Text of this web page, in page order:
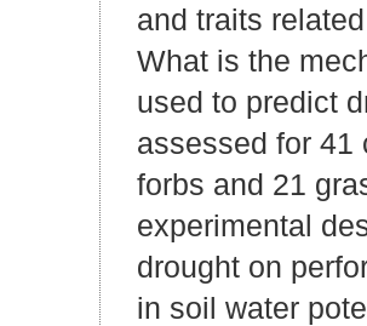
and traits
What is the
used to predict
assessed for 41
forbs and 21
experimental
drought on
in soil water